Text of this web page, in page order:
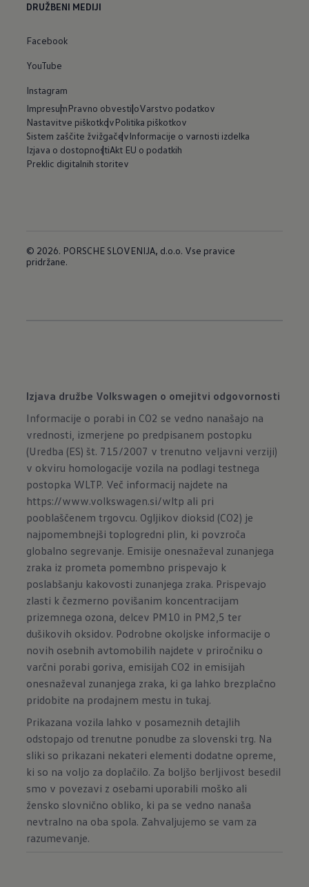
DRUŽBENI MEDIJI
Facebook
YouTube
Instagram
ImpresumPravno obvestiloVarstvo podatkov
Nastavitve piškotkovPolitika piškotkov
Sistem zaščite žvižgačevInformacije o varnosti izdelka
Izjava o dostopnostiAkt EU o podatkih
Preklic digitalnih storitev
© 2026. PORSCHE SLOVENIJA, d.o.o. Vse pravice
pridržane.
Izjava družbe Volkswagen o omejitvi odgovornosti
Informacije o porabi in CO2 se vedno nanašajo na
vrednosti, izmerjene po predpisanem postopku
(Uredba (ES) št. 715/2007 v trenutno veljavni verziji)
v okviru homologacije vozila na podlagi testnega
postopka WLTP. Več informacij najdete na
https://www.volkswagen.si/wltp ali pri
pooblaščenem trgovcu. Ogljikov dioksid (CO2) je
najpomembnejši toplogredni plin, ki povzroča
globalno segrevanje. Emisije onesnaževal zunanjega
zraka iz prometa pomembno prispevajo k
poslabšanju kakovosti zunanjega zraka. Prispevajo
zlasti k čezmerno povišanim koncentracijam
prizemnega ozona, delcev PM10 in PM2,5 ter
dušikovih oksidov. Podrobne okoljske informacije o
novih osebnih avtomobilih najdete v priročniku o
varčni porabi goriva, emisijah CO2 in emisijah
onesnaževal zunanjega zraka, ki ga lahko brezplačno
pridobite na prodajnem mestu intukaj.
Prikazana vozila lahko v posameznih detajlih
odstopajo od trenutne ponudbe za slovenski trg. Na
sliki so prikazani nekateri elementi dodatne opreme,
ki so na voljo za doplačilo. Za boljšo berljivost besedil
smo v povezavi z osebami uporabili moško ali
žensko slovnično obliko, ki pa se vedno nanaša
nevtralno na oba spola. Zahvaljujemo se vam za
razumevanje.